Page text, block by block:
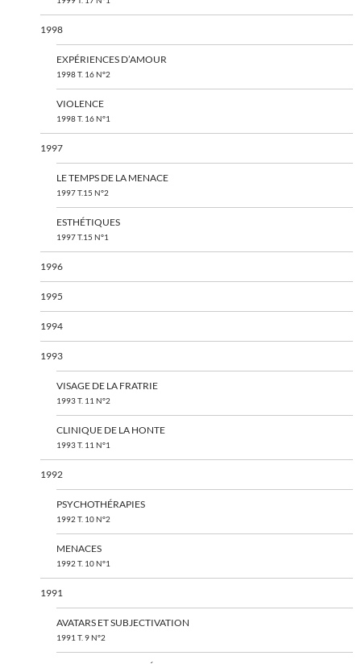
1998
EXPÉRIENCES D’AMOUR
1998 T. 16 N°2
VIOLENCE
1998 T. 16 N°1
1997
LE TEMPS DE LA MENACE
1997 T.15 N°2
ESTHÉTIQUES
1997 T.15 N°1
1996
1995
1994
1993
VISAGE DE LA FRATRIE
1993 T. 11 N°2
CLINIQUE DE LA HONTE
1993 T. 11 N°1
1992
PSYCHOTHÉRAPIES
1992 T. 10 N°2
MENACES
1992 T. 10 N°1
1991
AVATARS ET SUBJECTIVATION
1991 T. 9 N°2